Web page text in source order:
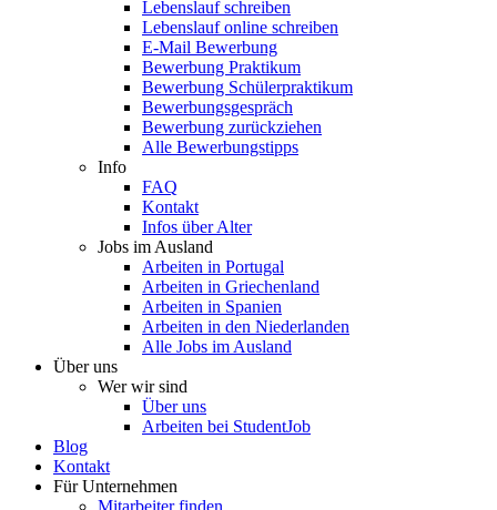
Lebenslauf schreiben
Lebenslauf online schreiben
E-Mail Bewerbung
Bewerbung Praktikum
Bewerbung Schülerpraktikum
Bewerbungsgespräch
Bewerbung zurückziehen
Alle Bewerbungstipps
Info
FAQ
Kontakt
Infos über Alter
Jobs im Ausland
Arbeiten in Portugal
Arbeiten in Griechenland
Arbeiten in Spanien
Arbeiten in den Niederlanden
Alle Jobs im Ausland
Über uns
Wer wir sind
Über uns
Arbeiten bei StudentJob
Blog
Kontakt
Für Unternehmen
Mitarbeiter finden